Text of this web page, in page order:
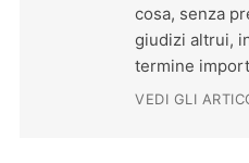
cosa, senza
giudizi altrui,
termine
VEDI GLI